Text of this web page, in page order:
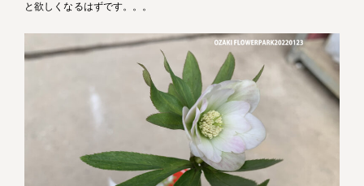
と欲しくなるはずです。。。